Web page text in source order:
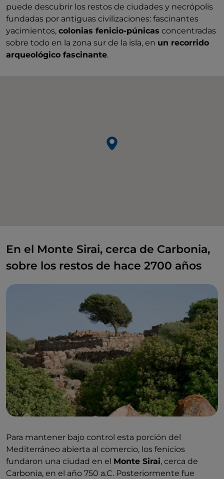
puede descubrir los restos de ciudades y necrópolis
fundadas por antiguas civilizaciones: fascinantes
yacimientos, colonias fenicio-púnicas concentradas
sobre todo en la zona sur de la isla, en un recorrido
arqueológico fascinante.
En el Monte Sirai, cerca de Carbonia,
sobre los restos de hace 2700 años
Para mantener bajo control esta porción del
Mediterráneo abierta al comercio, los fenicios
fundaron una ciudad en el Monte Sirai, cerca de
Carbonia, en el año 750 a.C. Posteriormente fue